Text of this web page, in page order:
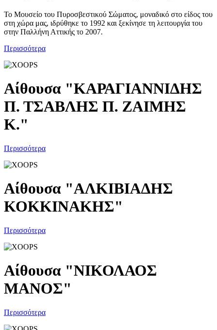
Το Μουσείο του Πυροσβεστικού Σώματος, μοναδικό στο είδος του
στη χώρα μας, ιδρύθηκε το 1992 και ξεκίνησε τη λειτουργία του
στην Παλλήνη Αττικής το 2007.
Περισσότερα
Αίθουσα "ΚΑΡΑΓΙΑΝΝΙΔΗΣ
Π. ΤΣΑΒΛΗΣ Π. ΖΑΙΜΗΣ
Κ."
Περισσότερα
Αίθουσα "ΑΛΚΙΒΙΑΔΗΣ
ΚΟΚΚΙΝΑΚΗΣ"
Περισσότερα
Αίθουσα "ΝΙΚΟΛΑΟΣ
ΜΑΝΟΣ"
Περισσότερα